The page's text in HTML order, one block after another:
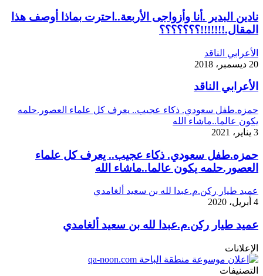
نادين البدير .أنا وأزواجى الأربعة..احترت بماذا أوصف هذا
المقال.!!!!!!!؟؟؟؟؟؟؟
الأعرابي الناقد
20 ديسمبر، 2018
الأعرابي الناقد
حمزه.طفل سعودي. ذكاء عجيب.. يعرف كل علماء العصور.حلمه
يكون عالما..ماشاء الله
3 يناير، 2021
حمزه.طفل سعودي. ذكاء عجيب.. يعرف كل علماء
العصور.حلمه يكون عالما..ماشاء الله
عميد طيار ركن.م.عبدا لله بن سعيد ألغامدي
4 أبريل، 2020
عميد طيار ركن.م.عبدا لله بن سعيد ألغامدي
الإعلانات
التصنيفات